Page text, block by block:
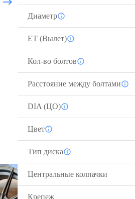
Диаметр
ЕТ (Вылет)
Кол-во болтов
Расстояние между болтами
DIA (ЦО)
Цвет
Тип диска
Центральные колпачки
Крепеж